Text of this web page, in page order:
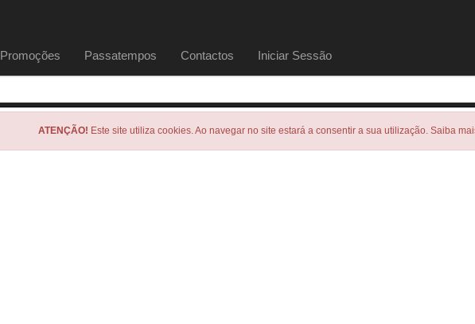
Promoções Passatempos Contactos Iniciar Sessão
ATENÇÃO! Este site utiliza cookies. Ao navegar no site estará a consentir a sua utilização. Saiba